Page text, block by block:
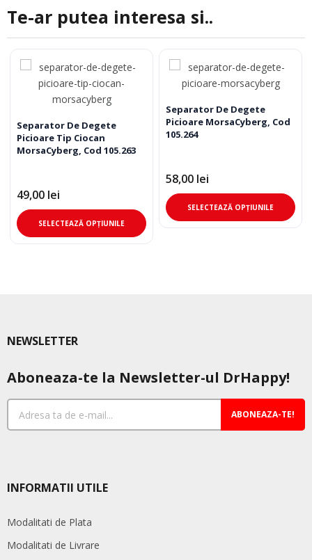
Te-ar putea interesa si..
Separator De Degete
Picioare Tip Ciocan
MorsaCyberg, Cod 105.263
49,00 lei
SELECTEAZĂ OPȚIUNILE
Acest
în
Separator De Degete
Picioare MorsaCyberg, Cod
105.264
58,00 lei
SELECTEAZĂ OPȚIUNILE
NEWSLETTER
Aboneaza-te la Newsletter-ul DrHappy!
ABONEAZA-TE!
INFORMATII UTILE
Modalitati de Plata
Modalitati de Livrare